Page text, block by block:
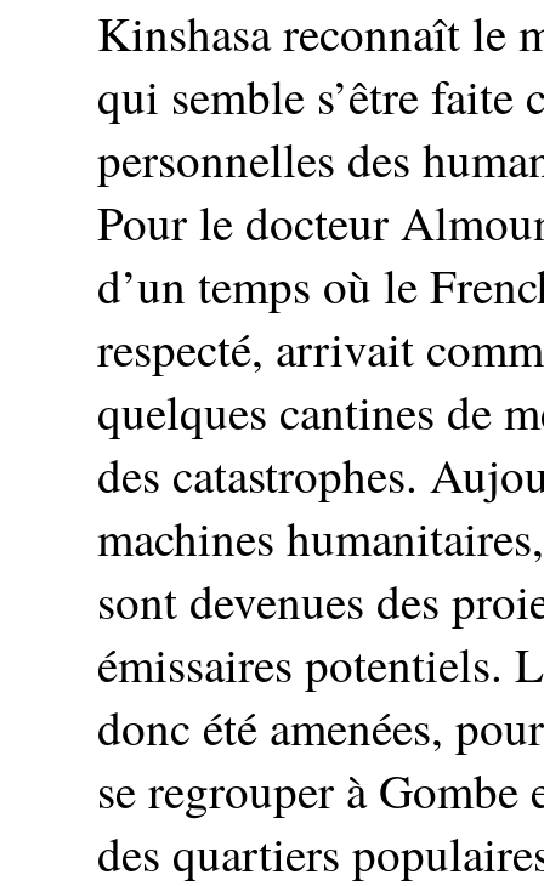
Kinshasa reconnaît le
qui semble s’être faite
personnelles des
Pour le docteur
d’un temps où le
respecté, arrivait
quelques cantines de
des catastrophes.
machines
sont devenues des
émissaires potentiels.
donc été amenées,
se regrouper à Gombe
des quartiers